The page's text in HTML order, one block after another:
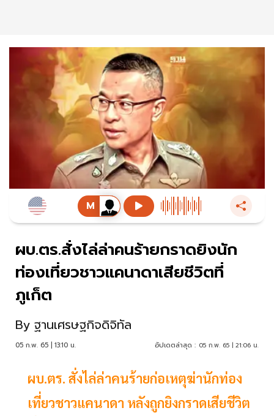
ผบ.ตร.สั่งไล่ล่าคนร้ายกราดยิงนัก
ท่องเที่ยวชาวแคนาดาเสียชีวิตที่
ภูเก็ต
By ฐานเศรษฐกิจดิจิทัล
05 ก.พ. 65 | 13:10 น. อัปเดตล่าสุด : 05 ก.พ. 65 | 21:06 น.
ผบ.ตร. สั่งไล่ล่าคนร้ายก่อเหตุฆ่านักท่อง
เที่ยวชาวแคนาดา หลังถูกยิงกราดเสียชีวิต